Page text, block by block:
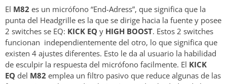
El M82 es un micrófono “End-Adress”, que significa que la
punta del Headgrille es la que se dirige hacia la fuente y posee
2 switches se EQ: KICK EQ y HIGH BOOST. Estos 2 switches
funcionan independientemente del otro, lo que significa que
existen 4 ajustes diferentes. Esto le da al usuario la habilidad
de esculpir la respuesta del micrófono facilmente. El KICK
EQ del M82 emplea un filtro pasivo que reduce algunas de las